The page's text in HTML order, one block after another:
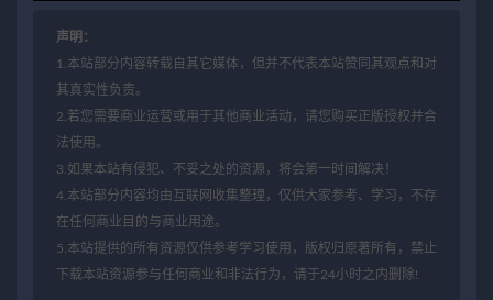
声明：
1.本站部分内容转载自其它媒体，但并不代表本站赞同其观点和对
其真实性负责。
2.若您需要商业运营或用于其他商业活动，请您购买正版授权并合
法使用。
3.如果本站有侵犯、不妥之处的资源，将会第一时间解决！
4.本站部分内容均由互联网收集整理，仅供大家参考、学习，不存
在任何商业目的与商业用途。
5.本站提供的所有资源仅供参考学习使用，版权归原著所有，禁止
下载本站资源参与任何商业和非法行为，请于24小时之内删除!